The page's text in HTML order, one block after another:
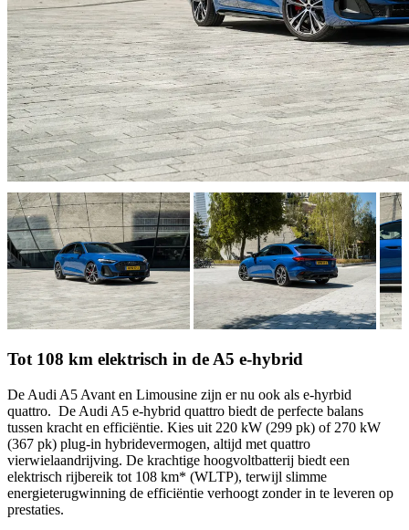
Tot 108 km elektrisch in de A5 e-hybrid
De Audi A5 Avant en Limousine zijn er nu ook als e-hyrbid
quattro. De Audi A5 e-hybrid quattro biedt de perfecte balans
tussen kracht en efficiëntie. Kies uit 220 kW (299 pk) of 270 kW
(367 pk) plug-in hybridevermogen, altijd met quattro
vierwielaandrijving. De krachtige hoogvoltbatterij biedt een
elektrisch rijbereik tot 108 km* (WLTP), terwijl slimme
energieterugwinning de efficiëntie verhoogt zonder in te leveren op
prestaties.